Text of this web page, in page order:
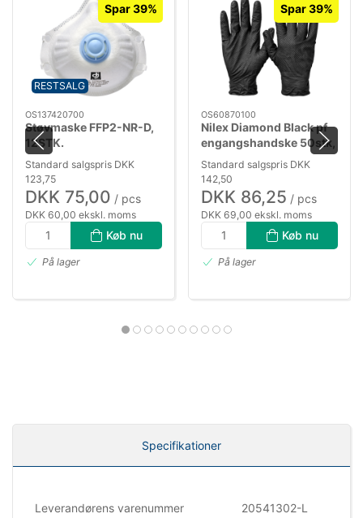
RESTSALG
Spar 39%
OS137420700
Støvmaske FFP2-NR-D,
12STK.
Standard salgspris DKK
123,75
DKK 75,00 / pcs
DKK 60,00 ekskl. moms
Køb nu
På lager
Spar 39%
OS60870100
Nilex Diamond Black pf
engangshandske 50stk,
st.10
Standard salgspris DKK
142,50
DKK 86,25 / pcs
DKK 69,00 ekskl. moms
Køb nu
På lager
Specifikationer
Leverandørens varenummer 20541302-L